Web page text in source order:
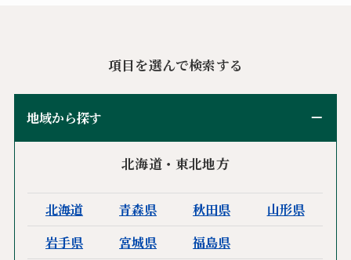
項目を選んで検索する
地域から探す
北海道・東北地方
北海道 青森県 秋田県
山形県
岩手県
宮城県
福島県